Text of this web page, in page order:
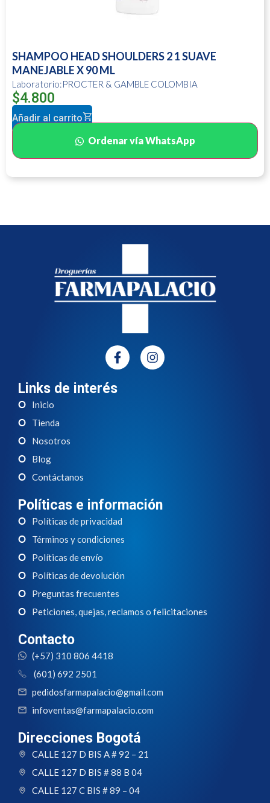
SHAMPOO HEAD SHOULDERS 2 1 SUAVE
MANEJABLE X 90 ML
Laboratorio:PROCTER & GAMBLE COLOMBIA
$4.800
Añadir al carrito
Ordenar vía WhatsApp
Links de interés
Inicio
Tienda
Nosotros
Blog
Contáctanos
Políticas e información
Políticas de privacidad
Términos y condiciones
Políticas de envío
Políticas de devolución
Preguntas frecuentes
Peticiones, quejas, reclamos o felicitaciones
Contacto
(+57) 310 806 4418
(601) 692 2501
pedidosfarmapalacio@gmail.com
infoventas@farmapalacio.com
Direcciones Bogotá
CALLE 127 D BIS A # 92 – 21
CALLE 127 D BIS # 88 B 04
CALLE 127 C BIS # 89 – 04